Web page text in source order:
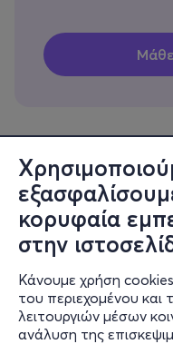
κορυφαία
στην
Κάνουμε χρήση
του περιεχομένου
λειτουργιών μέσων
ανάλυση της
Πληροφορίες
Υποστήριξη
Stay Connected